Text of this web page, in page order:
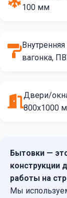
100 мм
Внутренняя
вагонка,
Двери/
800х1000
Бытовки —
конструкции
работы на
Мы